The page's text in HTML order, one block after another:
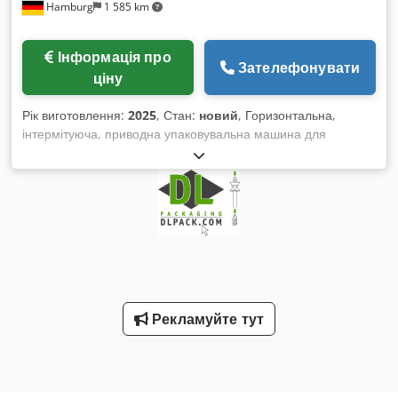
Hamburg 1 585 km
ціну
Зателефонувати
Рік виготовлення: 2025, Стан: новий, Горизонтальна,
інтермітуюча, приводна упаковувальна машина для
автоматичного виготовлення, наповнення та запаювання
плоских пакетів як правильної, так і неправильної форми,
опційно з отворами для підвішування, без zip-застібки.
Особливо підходить для невеликих пакетів. Можлива 3- або
4-стороння запаювання. Інтеграція різних систем дозування
компоненти: ПЛК, сенсорний монітор керування (меню
доступне різними мовами, наприклад, англійською,
німецькою тощо), контроль температури. - Технічні
Рекламуйте тут